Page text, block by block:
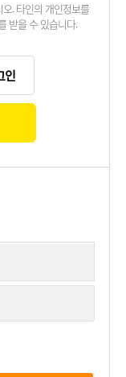
. 타인의 개인정보를
받을 수 있습니다.
인